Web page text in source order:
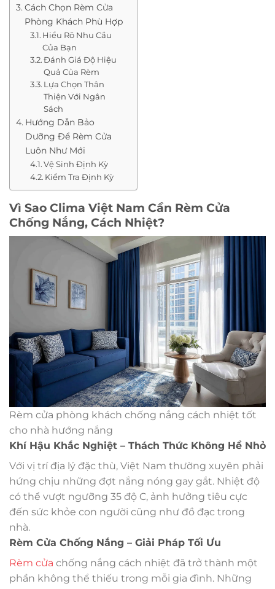
Cách Chọn Rèm Cửa
Phòng Khách Phù Hợp
Hiểu Rõ Nhu Cầu
Của Bạn
Đánh Giá Độ Hiệu
Quả Của Rèm
Lựa Chọn Thân
Thiện Với Ngân
Sách
Hướng Dẫn Bảo
Dưỡng Để Rèm Cửa
Luôn Như Mới
Vệ Sinh Định Kỳ
Kiểm Tra Định Kỳ
Vì Sao Clima Việt Nam Cần Rèm Cửa
Chống Nắng, Cách Nhiệt?
Rèm cửa phòng khách chống nắng cách nhiệt tốt
cho nhà hướng nắng
Khí Hậu Khắc Nghiệt – Thách Thức Không Hề Nhỏ
Với vị trí địa lý đặc thù, Việt Nam thường xuyên phải
hứng chịu những đợt nắng nóng gay gắt. Nhiệt độ
có thể vượt ngưỡng 35 độ C, ảnh hưởng tiêu cực
đến sức khỏe con người cũng như đồ đạc trong
nhà.
Rèm Cửa Chống Nắng – Giải Pháp Tối Ưu
Rèm cửa chống nắng cách nhiệt đã trở thành một
phần không thể thiếu trong mỗi gia đình. Những